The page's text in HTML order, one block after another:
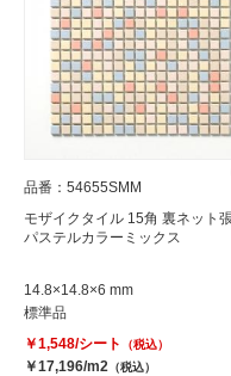
品番：54655SMM
モザイクタイル 15角 裏ネット
パステルカラーミックス
14.8×14.8×6 mm
標準品
￥1,548/シート
（税込）
￥17,196/m2 （税込）